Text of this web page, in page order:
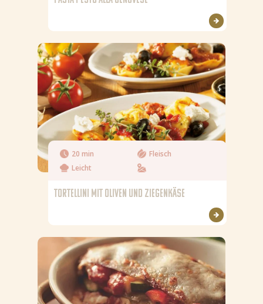
20 min
Fleisch
Leicht
TORTELLINI MIT OLIVEN UND ZIEGENKÄSE